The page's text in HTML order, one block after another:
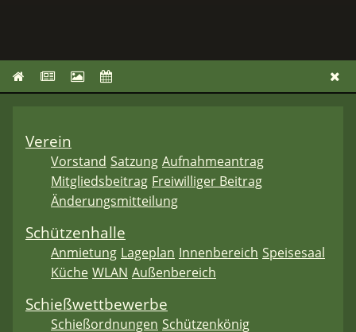
Verein
Vorstand Satzung Aufnahmeantrag
Mitgliedsbeitrag Freiwilliger Beitrag
Änderungsmitteilung
Schützenhalle
Anmietung Lageplan Innenbereich Speisesaal
Küche WLAN Außenbereich
Schießwettbewerbe
Schießordnungen Schützenkönig